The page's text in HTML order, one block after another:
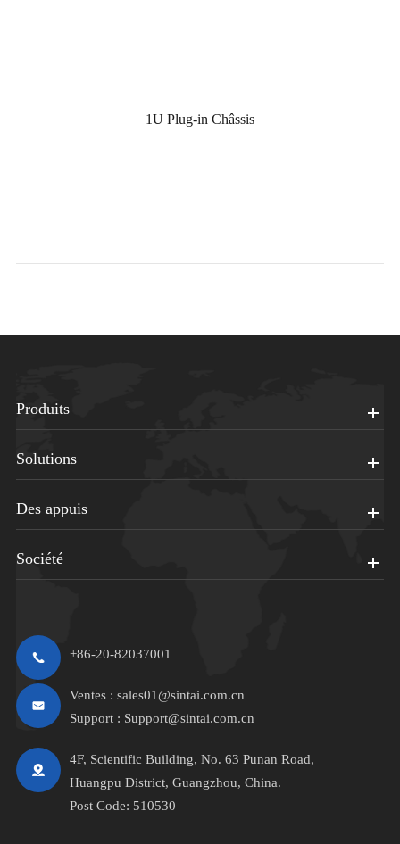
1U Plug-in Châssis
Produits
Solutions
Des appuis
Société
+86-20-82037001
Ventes : sales01@sintai.com.cn
Support : Support@sintai.com.cn
4F, Scientific Building, No. 63 Punan Road,
Huangpu District, Guangzhou, China.
Post Code: 510530